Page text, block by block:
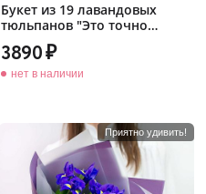
Букет из 19 лавандовых
тюльпанов "Это точно
любовь!"
3890
нет в наличии
Приятно удивить!